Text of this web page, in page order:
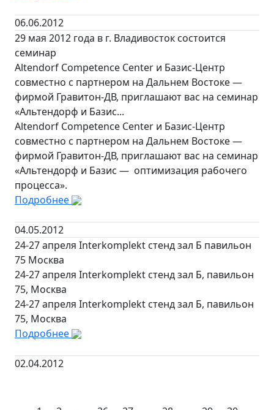
06.06.2012
29 мая 2012 года в г. Владивосток состоится
семинар
Altendorf Competence Center и Базис-Центр
совместно с партнером на Дальнем Востоке —
фирмой Гравитон-ДВ, приглашают вас на семинар
«Альтендорф и Базис...
Altendorf Competence Center и Базис-Центр
совместно с партнером на Дальнем Востоке —
фирмой Гравитон-ДВ, приглашают вас на семинар
«Альтендорф и Базис — оптимизация рабочего
процесса».
Подробнее
04.05.2012
24-27 апреля Interkomplekt стенд зал Б павильон
75 Москва
24-27 апреля Interkomplekt стенд зал Б, павильон
75, Москва
24-27 апреля Interkomplekt стенд зал Б, павильон
75, Москва
Подробнее
02.04.2012